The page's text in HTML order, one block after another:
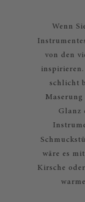
Wenn
von den
inspirieren.
schlicht
Maserung
Glanz
wäre es
Kirsche